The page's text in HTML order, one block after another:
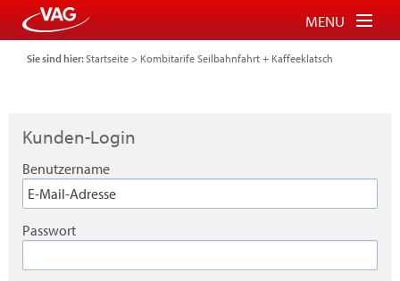
MENU
Tickets für Bus und Bahn
Parkberechtigung für P+R
FAQ
Login
Warenkorb
Sie sind hier:Startseite > Kombitarife Seilbahnfahrt + Kaffeeklatsch
Kunden-Login
Benutzername
Passwort